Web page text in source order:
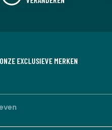
ONZE EXCLUSIEVE MERKEN